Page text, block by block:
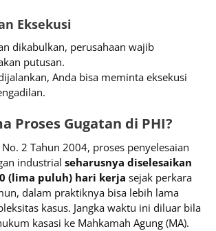
Eksekusi
dikabulkan, perusahaan wajib
putusan.
Anda bisa meminta eksekusi
Proses Gugatan di PHI?
2 Tahun 2004, proses penyelesaian
industrial seharusnya diselesaikan
(lima puluh) hari kerja sejak perkara
dalam praktiknya bisa lebih lama
kasus. Jangka waktu ini diluar bila
kasasi ke Mahkamah Agung (MA).